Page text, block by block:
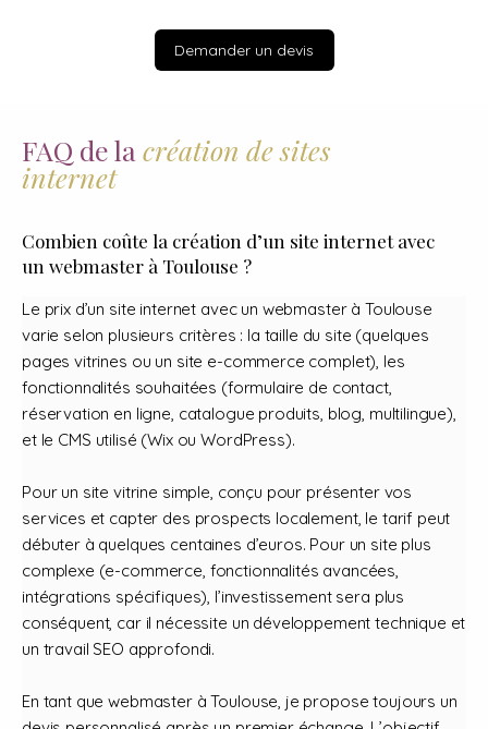
Demander un devis
FAQ de la création de sites
internet
Combien coûte la création d’un site internet avec
un webmaster à Toulouse ?
Le prix d’un site internet avec un webmaster à Toulouse
varie selon plusieurs critères : la taille du site (quelques
pages vitrines ou un site e-commerce complet), les
fonctionnalités souhaitées (formulaire de contact,
réservation en ligne, catalogue produits, blog, multilingue),
et le CMS utilisé (Wix ou WordPress).
Pour un site vitrine simple, conçu pour présenter vos
services et capter des prospects localement, le tarif peut
débuter à quelques centaines d’euros. Pour un site plus
complexe (e-commerce, fonctionnalités avancées,
intégrations spécifiques), l’investissement sera plus
conséquent, car il nécessite un développement technique et
un travail SEO approfondi.
En tant que webmaster à Toulouse, je propose toujours un